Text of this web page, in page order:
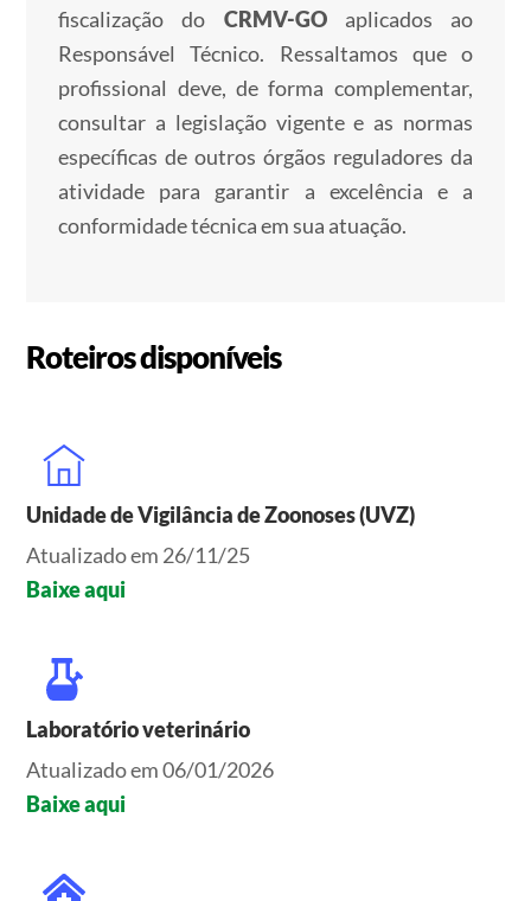
fiscalização do CRMV-GOaplicados ao
Responsável Técnico. Ressaltamos que o
profissional deve, de forma complementar,
consultar a legislação vigente e as normas
específicas de outros órgãos reguladores da
atividade para garantir a excelência e a
conformidade técnica em sua atuação.
Roteiros disponíveis
Unidade de Vigilância de Zoonoses (UVZ)
Atualizado em 26/11/25
Baixe aqui
Laboratório veterinário
Atualizado em 06/01/2026
Baixe aqui